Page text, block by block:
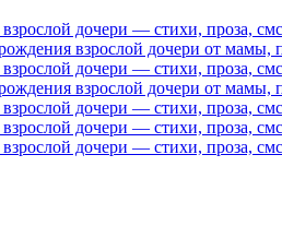
дочери — стихи, проза,
взрослой дочери от
дочери — стихи, проза,
взрослой дочери от
дочери — стихи, проза,
дочери — стихи, проза,
дочери — стихи, проза,